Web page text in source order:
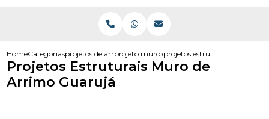
HomeCategoriasprojetos de arrimoprojeto muro de arrimo bloco de concreto
projetos estruturais muro de
Projetos Estruturais Muro de
Arrimo Guarujá